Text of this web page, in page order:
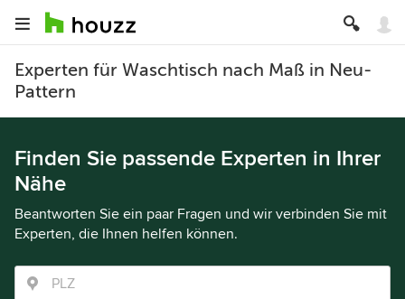
Experten für Waschtisch nach Maß in Neu-
Pattern
Finden Sie passende Experten in Ihrer
Nähe
Beantworten Sie ein paar Fragen und wir verbinden Sie mit
Experten, die Ihnen helfen können.